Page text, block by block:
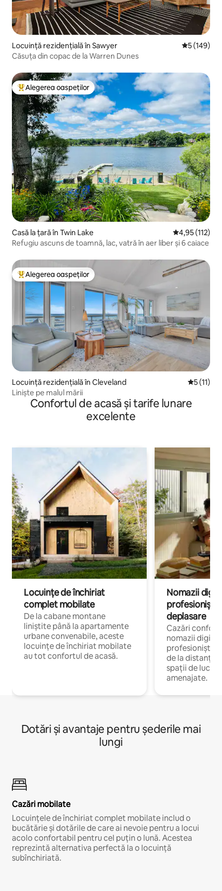
Locuință rezidențială în Sawyer Scor mediu
5 (149)
Căsuța din copac de la Warren Dunes
Locuință din topul categoriei Alegerea oaspeților
Alegerea oaspeților
Casă la țară în Twin Lake Scor mediu
4,95 (112)
Refugiu ascuns de toamnă, lac, vatră în aer liber și 6 caiace
Locuință din topul categoriei Alegerea oaspeților
Alegerea oaspeților
Locuință rezidențială în Cleveland Scor
5 (11)
Liniște pe malul mării
Confortul de acasă și tarife lunare
excelente
Locuințe de închiriat
complet mobilate
De la cabane montane
liniștite până la apartamente
urbane convenabile, aceste
locuințe de închiriat mobilate
au tot confortul de acasă.
Nomazii
profesioniștii
deplasare
Cazări
nomazii
profesioniștii
de la distanță,
spații de lucru
amenajate.
Dotări și avantaje pentru șederile mai
lungi
Cazări mobilate
Locuințele de închiriat complet mobilate includ o
bucătărie și dotările de care ai nevoie pentru a locui
acolo confortabil pentru cel puțin o lună. Acestea
reprezintă alternativa perfectă la o locuință
subînchiriată.